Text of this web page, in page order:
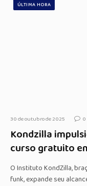
ÚLTIMA HORA
30 de outubro de 2025 0
Kondzilla
curso gratuito
O Instituto KondZilla,
funk, expande seu